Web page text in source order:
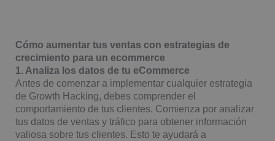
Cómo aumentar tus ventas con estrategias de
crecimiento para un ecommerce
1. Analiza los datos de tu eCommerce
Antes de comenzar a implementar cualquier estrategia
de Growth Hacking, debes comprender el
comportamiento de tus clientes. Comienza por analizar
tus datos de ventas y tráfico para obtener información
valiosa sobre tus clientes. Esto te ayudará a